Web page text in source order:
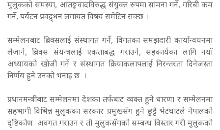
मुलुकको समस्या, आतङ्कवादविरुद्ध संयुक्त रुपमा सामना गर्ने, गरिबी कम
गर्ने, पर्यटन प्रवद्र्धन लगायत विषय समेटिन सक्छ ।
सम्मेलनबाट ब्रिक्सलाई संस्थागत गर्ने, विगतका समझदारी कार्यान्वयनमा
लैजाने, ब्रिक्स संयन्त्रलाई एकताबद्ध गराउने, सहकार्यका लागि नयाँ
अध्यायको खोजी गर्ने र संस्थागत क्रियाकलापलाई निरन्तरता दिनेजस्ता
निर्णय हुने उनको भनाइ छ ।
प्रधानमन्त्रीबाट सम्मेलनमा देशका तर्फबाट व्यक्त हुने धारणा र सम्मेलनमा
सहभागी विभिन्न मुलुकका सरकार प्रमुखसँग हुने छुट्टै भेटघाटले नेपालको
दृष्टिकोण अवगत गराउन र ती मुलुकसँगको सम्बन्ध विस्तार गरी मुलुकको